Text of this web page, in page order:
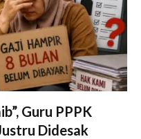
Guru PPPK
Didesak